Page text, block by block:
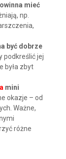
mieć
np.
być dobrze
podkreślić jej
była zbyt
mini
okazje – od
Ważne,
różne